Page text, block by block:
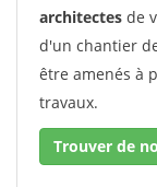
architectes de
d'un chantier
être amenés à
travaux.
Trouver de